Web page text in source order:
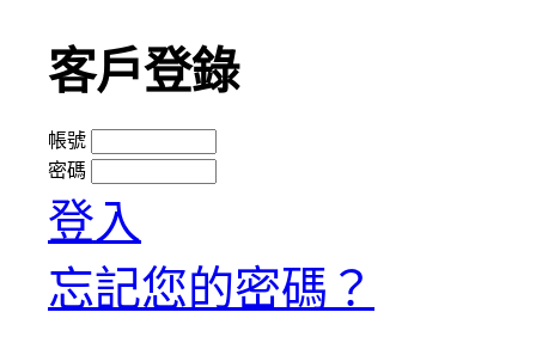
客戶登錄
帳號
密碼
登入
忘記您的密碼？